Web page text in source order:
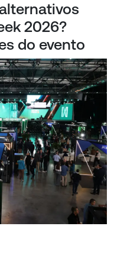
2026?
do evento